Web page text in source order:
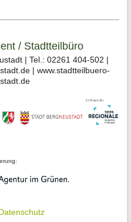
/ Stadtteilbüro
| Tel.: 02261 404-502 |
| www.stadtteilbuero-